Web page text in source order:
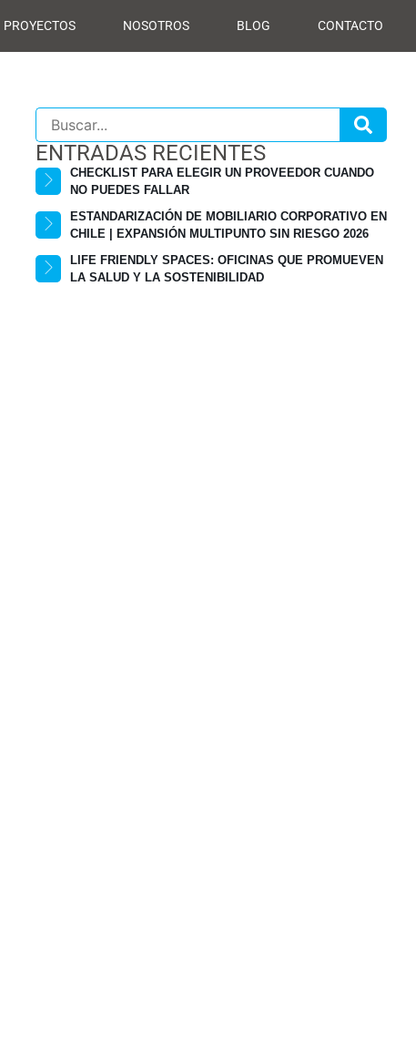
PROYECTOS NOSOTROS BLOG CONTACTO
ENTRADAS RECIENTES
CHECKLIST PARA ELEGIR UN PROVEEDOR CUANDO
NO PUEDES FALLAR
ESTANDARIZACIÓN DE MOBILIARIO CORPORATIVO EN
CHILE | EXPANSIÓN MULTIPUNTO SIN RIESGO 2026
LIFE FRIENDLY SPACES: OFICINAS QUE PROMUEVEN
LA SALUD Y LA SOSTENIBILIDAD